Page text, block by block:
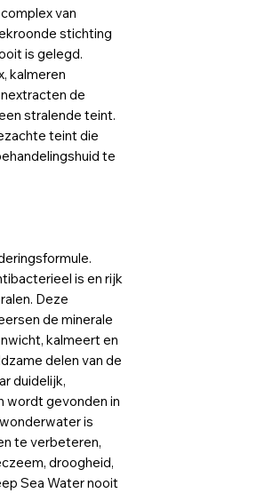
van
stichting
is gelegd.
kalmeren
de
stralende teint.
teint die
te
is en rijk
Deze
de minerale
kalmeert en
delen van de
duidelijk,
wordt gevonden in
is
te verbeteren,
droogheid,
Sea Water nooit